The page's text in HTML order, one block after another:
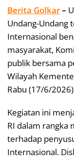
Berita Golkar–
Undang-Undang
Internasional
masyarakat,
publik bersama
Wilayah
Rabu (17/6/
Kegiatan ini
RI dalam rangka
terhadap
Internasional.